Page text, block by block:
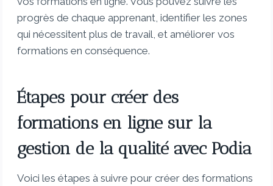
progrès de chaque apprenant, identifier les zones
qui nécessitent plus de travail, et améliorer vos
formations en conséquence.
Étapes pour créer des
formations en ligne sur la
gestion de la qualité avec Podia
Voici les étapes à suivre pour créer des formations